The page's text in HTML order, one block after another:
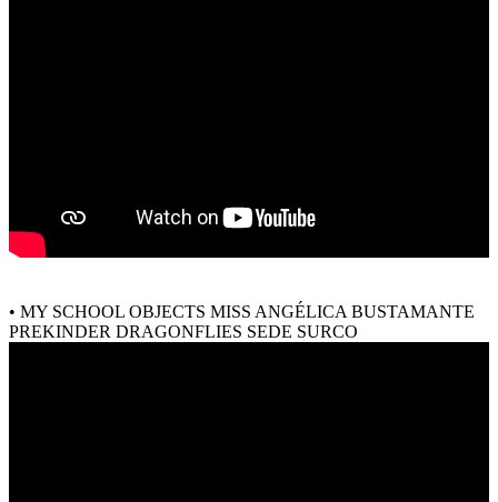
• MY SCHOOL OBJECTS MISS ANGÉLICA BUSTAMANTE
PREKINDER DRAGONFLIES SEDE SURCO